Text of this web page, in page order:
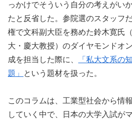
っかけでそういう自分の考えがい
たと反省した。参院選のスタッフ
権で文科副大臣を務めた鈴木寛氏
大・慶大教授）のダイヤモンドオ
成を担当した際に、
「私大文系の
題」
という題材を扱った。
このコラムは、工業型社会から情
していく中で、日本の大学入試が